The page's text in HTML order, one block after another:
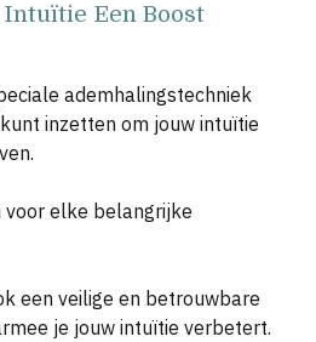
Intuïtie Een Boost
ademhalingstechniek
inzetten om jouw intuïtie
voor elke belangrijke
een veilige en betrouwbare
je jouw intuïtie verbetert.